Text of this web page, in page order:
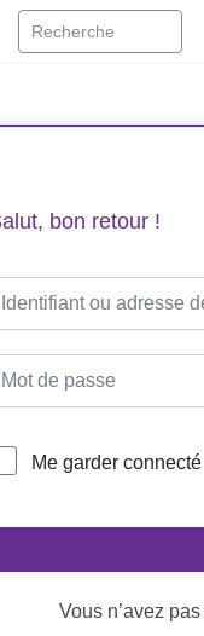
Recherche
bon retour !
Me garder connecté
Vous n’avez